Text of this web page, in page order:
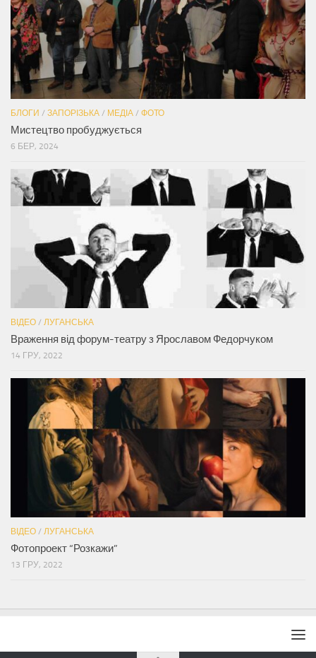
БЛОГИ / ЗАПОРІЗЬКА / МЕДІА / ФОТО
Мистецтво пробуджується
6 БЕР, 2024
ВІДЕО / ЛУГАНСЬКА
Враження від форум-театру з Ярославом Федорчуком
14 ГРУ, 2022
ВІДЕО / ЛУГАНСЬКА
Фотопроект “Розкажи”
13 ГРУ, 2022